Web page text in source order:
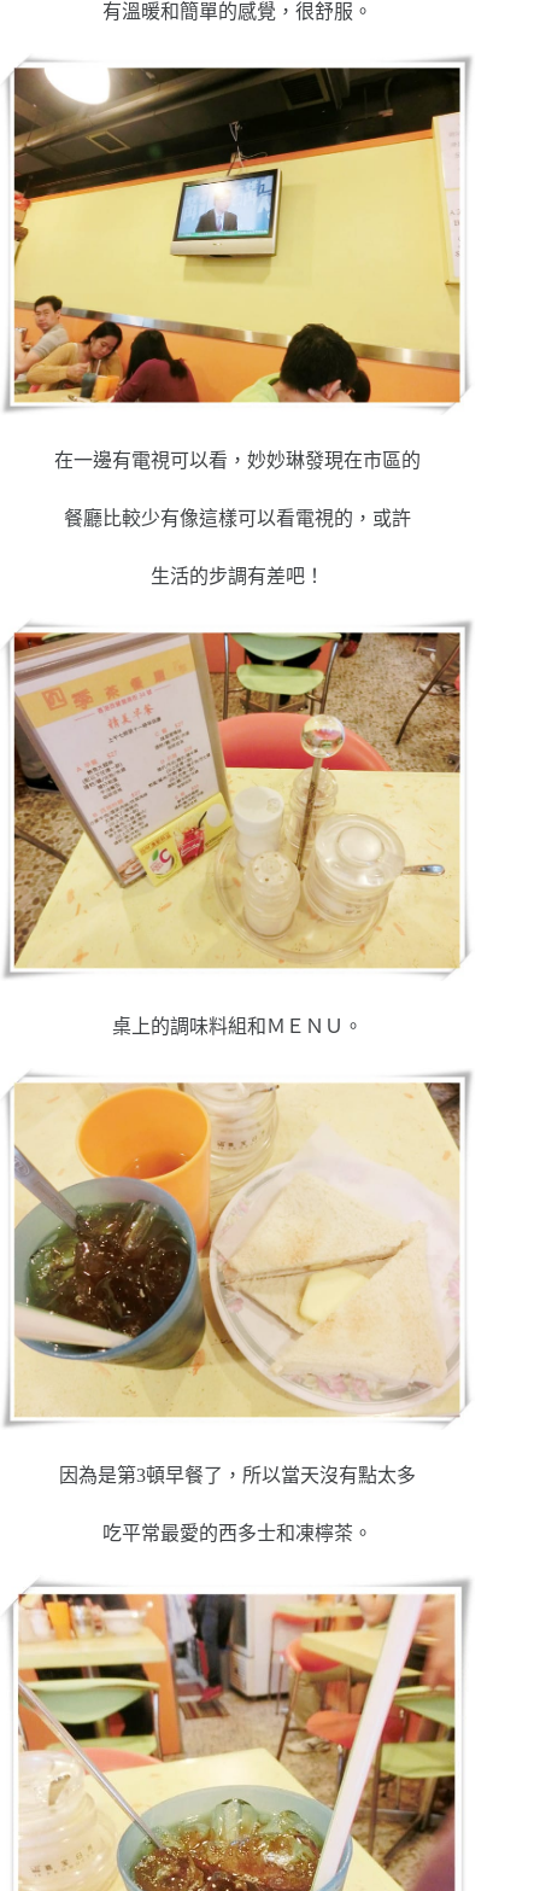
有溫暖和簡單的感覺，很舒服。
在一邊有電視可以看，妙妙琳發現在市區的
餐廳比較少有像這樣可以看電視的，或許
生活的步調有差吧！
桌上的調味料組和ＭＥＮＵ。
因為是第3頓早餐了，所以當天沒有點太多
吃平常最愛的西多士和凍檸茶。